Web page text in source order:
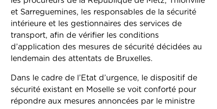
et Sarreguemines, les responsables de la sécurité
intérieure et les gestionnaires des services de
transport, afin de vérifier les conditions
d’application des mesures de sécurité décidées au
lendemain des attentats de Bruxelles.
Dans le cadre de l’Etat d’urgence, le dispositif de
sécurité existant en Moselle se voit conforté pour
répondre aux mesures annoncées par le ministre